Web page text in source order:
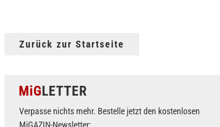
Zurück zur Startseite
MiGLETTER
Verpasse nichts mehr. Bestelle jetzt den kostenlosen
MiGAZIN-Newsletter: